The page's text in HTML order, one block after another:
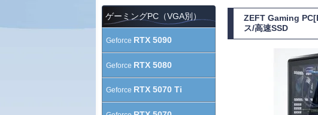
ZEFT Gaming
ス/高速SSD
ゲーミングPC（VGA別）
Geforce RTX 5090
Geforce RTX 5080
Geforce RTX 5070 Ti